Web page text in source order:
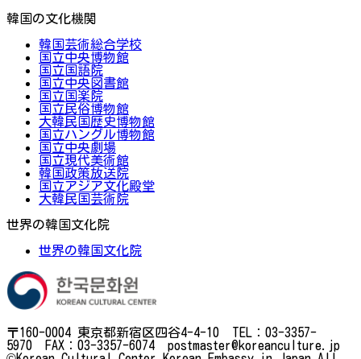
韓国の文化機関
韓国芸術総合学校
国立中央博物館
国立国語院
国立中央図書館
国立国楽院
国立民俗博物館
大韓民国歴史博物館
国立ハングル博物館
国立中央劇場
国立現代美術館
韓国政策放送院
国立アジア文化殿堂
大韓民国芸術院
世界の韓国文化院
世界の韓国文化院
〒160-0004 東京都新宿区四谷4-4-10 TEL：03-3357-
5970 FAX：03-3357-6074 postmaster@koreanculture.jp